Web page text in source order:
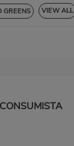
GREENS VIEW ALL